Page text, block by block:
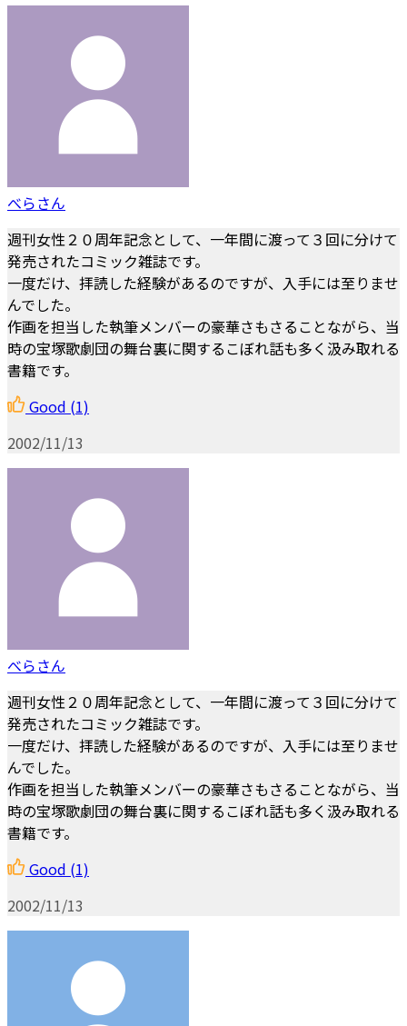
べらさん
週刊女性２０周年記念として、一年間に渡って３回に分けて
発売されたコミック雑誌です。
一度だけ、拝読した経験があるのですが、入手には至りませ
んでした。
作画を担当した執筆メンバーの豪華さもさることながら、当
時の宝塚歌劇団の舞台裏に関するこぼれ話も多く汲み取れる
書籍です。
Good (1)
2002/11/13
べらさん
週刊女性２０周年記念として、一年間に渡って３回に分けて
発売されたコミック雑誌です。
一度だけ、拝読した経験があるのですが、入手には至りませ
んでした。
作画を担当した執筆メンバーの豪華さもさることながら、当
時の宝塚歌劇団の舞台裏に関するこぼれ話も多く汲み取れる
書籍です。
Good (1)
2002/11/13